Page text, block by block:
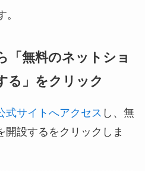
「無料のネットショ
る」をクリック
式サイトへアクセス し、無
開設するをクリックしま